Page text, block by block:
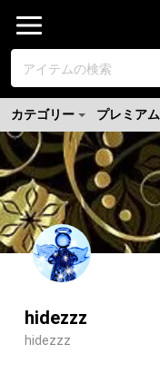
カテゴリー プレミアム
hidezzz
hidezzz